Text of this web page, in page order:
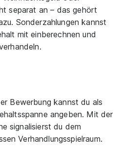
separat an – das gehört
Sonderzahlungen kannst
mit einberechnen und
Bewerbung kannst du als
angeben. Mit der
signalisierst du dem
Verhandlungsspielraum.